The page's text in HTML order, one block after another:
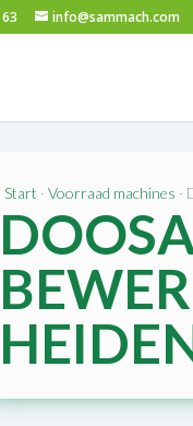
info@sammach.com
Start · Voorraad machines ·